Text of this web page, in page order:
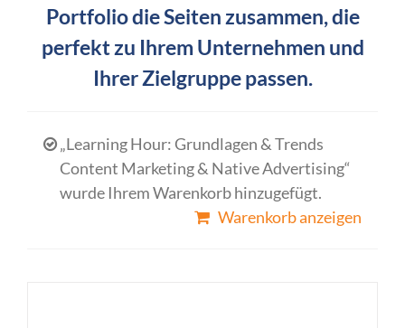
Portfolio die Seiten zusammen, die
perfekt zu Ihrem Unternehmen und
Ihrer Zielgruppe passen.
„Learning Hour: Grundlagen & Trends
Content Marketing & Native Advertising“
wurde Ihrem Warenkorb hinzugefügt.
Warenkorb anzeigen